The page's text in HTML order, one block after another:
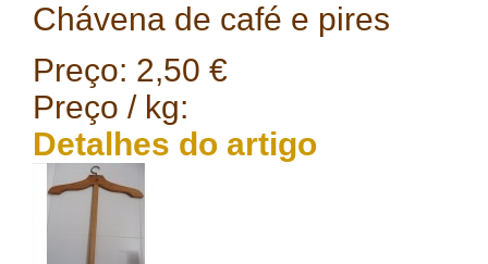
Chávena de café e pires
Preço: 2,50 €
Preço / kg:
Detalhes do artigo